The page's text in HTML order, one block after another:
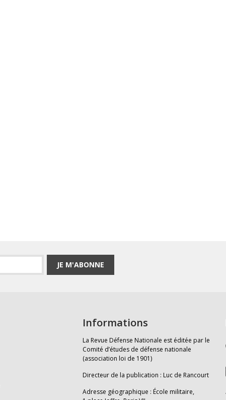
JE M'ABONNE
Informations
La Revue Défense Nationale est éditée par le
Comité d’études de défense nationale
(association loi de 1901)
Directeur de la publication : Luc de Rancourt
Adresse géographique : École militaire,